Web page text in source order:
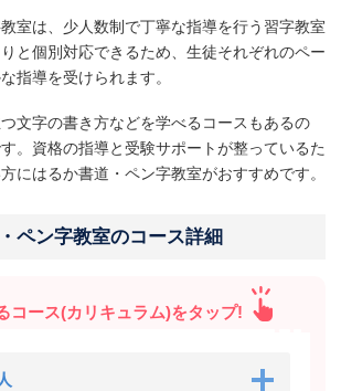
室は、少人数制で丁寧な指導を行う習字教室
と個別対応できるため、生徒それぞれのペー
指導を受けられます。
文字の書き方などを学べるコースもあるの
。資格の指導と受験サポートが整っているた
にはるか書道・ペン字教室がおすすめです。
ペン字教室のコース詳細
コース(カリキュラム)をタップ!